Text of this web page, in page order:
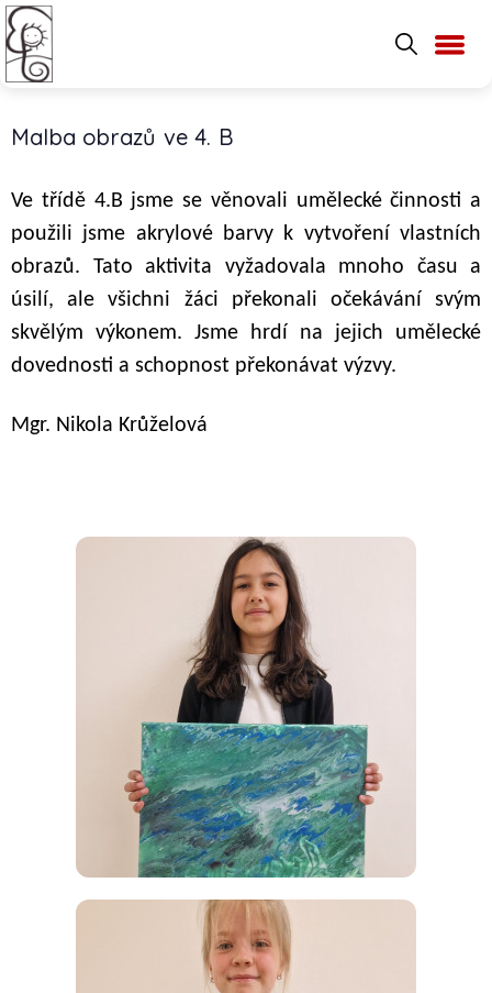
Malba obrazů ve 4. B
Ve třídě 4.B jsme se věnovali umělecké činnosti a
použili jsme akrylové barvy k vytvoření vlastních
obrazů. Tato aktivita vyžadovala mnoho času a
úsilí, ale všichni žáci překonali očekávání svým
skvělým výkonem. Jsme hrdí na jejich umělecké
dovednosti a schopnost překonávat výzvy.
Mgr. Nikola Krůželová